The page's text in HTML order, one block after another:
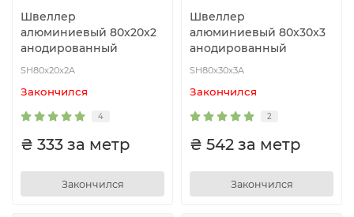
Швеллер
алюминиевый 80x20x2
анодированный
SH80x20x2A
Закончился
4
₴ 333 за метр
Закончился
Швеллер
алюминиевый 80x30x3
анодированный
SH80x30x3A
Закончился
2
₴ 542 за метр
Закончился